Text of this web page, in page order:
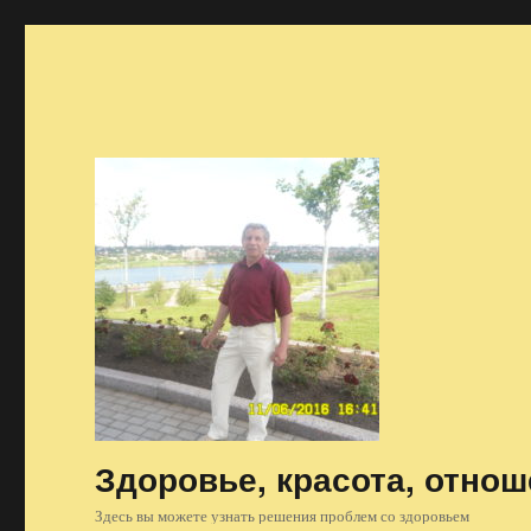
Здоровье, красота,
Здесь вы можете узнать решения проблем со здоровьем